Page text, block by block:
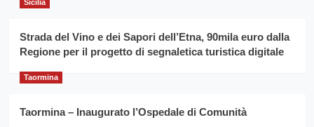
Sicilia
Strada del Vino e dei Sapori dell’Etna, 90mila euro dalla
Regione per il progetto di segnaletica turistica digitale
Taormina
Taormina – Inaugurato l’Ospedale di Comunità